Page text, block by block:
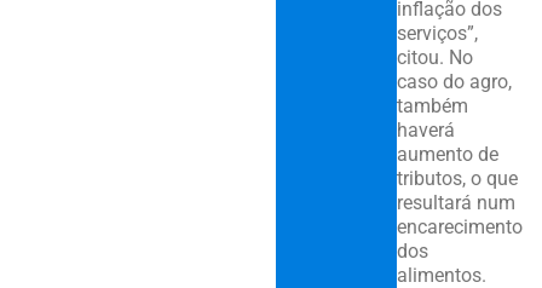
inflação dos
serviços”,
citou. No
caso do agro,
também
haverá
aumento de
tributos, o que
resultará num
encarecimento
dos
alimentos.